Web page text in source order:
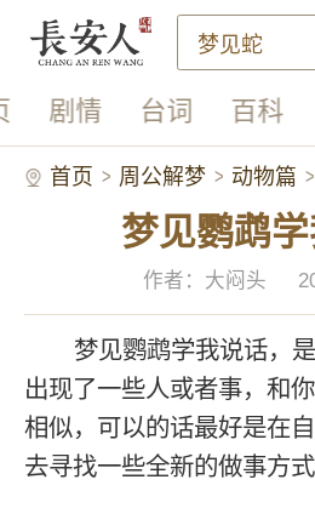
剧情 台词 百科
首页 周公解梦 动物篇
梦见鹦鹉
作者：大闷头
梦见鹦鹉学我说话，
出现了一些人或者事，和
相似，可以的话最好是在
去寻找一些全新的做事方式